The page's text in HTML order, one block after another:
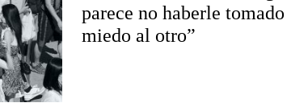
parece no haberle tomado
miedo al otro”